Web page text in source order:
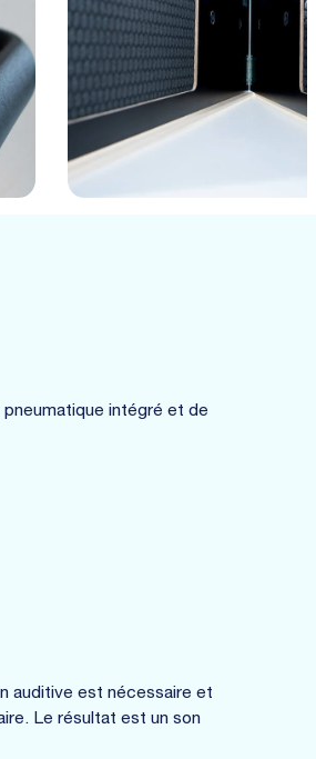
intégré et de
auditive est nécessaire et
Le résultat est un son